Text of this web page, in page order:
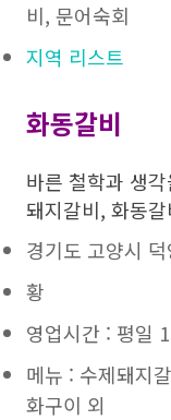
비, 문어숙회
지역 리스트
화동갈비
바른 철학과 생
돼지갈비, 화동갈
경기도 고양시
황
영업시간 : 평일
메뉴 : 수제돼지
화구이 외